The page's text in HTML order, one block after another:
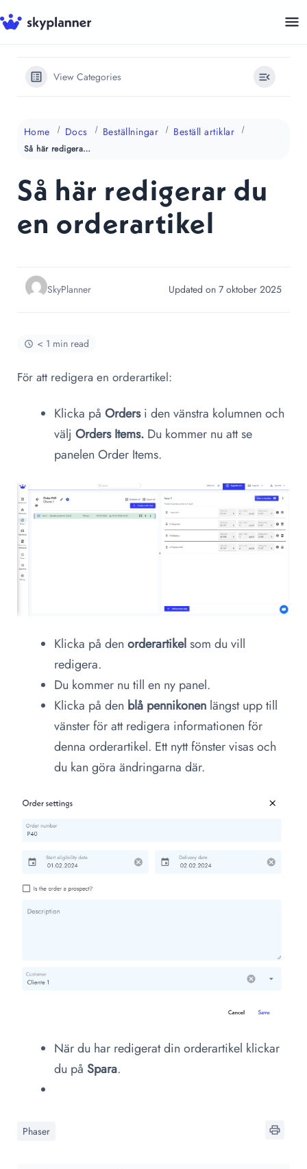
Hoppa
till
View Categories
Home Docs Beställningar Beställ artiklar
Så här redigerar du en orderartikel
Så här redigerar du
en orderartikel
SkyPlanner Updated on 7 oktober 2025
< 1 min read
För att redigera en orderartikel:
Klicka på Ordersi den vänstra kolumnen och
välj Orders Items. Du kommer nu att se
panelen Order Items.
Klicka på den orderartikelsom du vill
redigera.
Du kommer nu till en ny panel.
Klicka på den blå pennikonen längst upp till
vänster för att redigera informationen för
denna orderartikel. Ett nytt fönster visas och
du kan göra ändringarna där.
När du har redigerat din orderartikel klickar
du på Spara.
Phaser